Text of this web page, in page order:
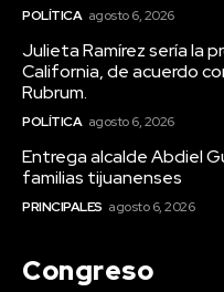
POLÍTICA agosto 6, 2026
Julieta Ramírez sería la
California, de acuerdo
Rubrum.
POLÍTICA agosto 6, 2026
Entrega alcalde Abdiel
familias tijuanenses
PRINCIPALES agosto 6, 2026
Congreso